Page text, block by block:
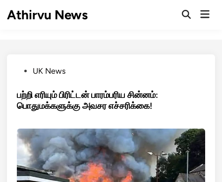
Athirvu News
OpenMain
PostedUK News
பற்றி எரியும் பிரிட்டன் பாரம்பரிய சின்னம்:
பொதுமக்களுக்கு அவசர எச்சரிக்கை!